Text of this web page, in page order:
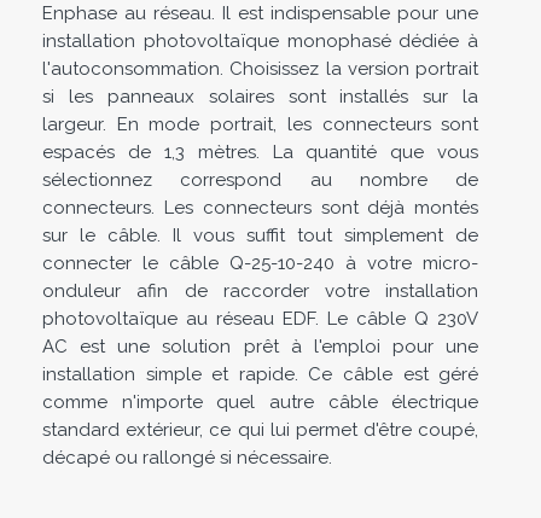
Enphase au réseau. Il est indispensable pour une
installation photovoltaïque monophasé dédiée à
l'autoconsommation. Choisissez la version portrait
si les panneaux solaires sont installés sur la
largeur. En mode portrait, les connecteurs sont
espacés de 1,3 mètres. La quantité que vous
sélectionnez correspond au nombre de
connecteurs. Les connecteurs sont déjà montés
sur le câble. Il vous suffit tout simplement de
connecter le câble Q-25-10-240 à votre micro-
onduleur afin de raccorder votre installation
photovoltaïque au réseau EDF. Le câble Q 230V
AC est une solution prêt à l'emploi pour une
installation simple et rapide. Ce câble est géré
comme n'importe quel autre câble électrique
standard extérieur, ce qui lui permet d'être coupé,
décapé ou rallongé si nécessaire.